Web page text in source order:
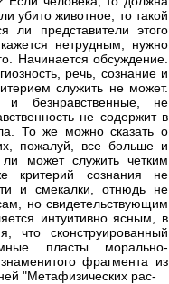
убито животное, то такой
ли представители этого
нетрудным, нужно
Начинается обсуждение.
речь, сознание и
служить не может.
безнравственные, не
не содержит в
То же можно сказать о
пожалуй, все больше и
может служить четким
критерий сознания не
и смекалки, отнюдь не
но свидетельствующим
интуитивно ясным, в
что сконструированный
пласты морально-
фрагмента из
"Метафизических рас-